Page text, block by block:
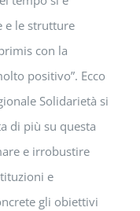
e le strutture
con la
positivo”. Ecco
Solidarietà si
di più su questa
e irrobustire
e
gli obiettivi